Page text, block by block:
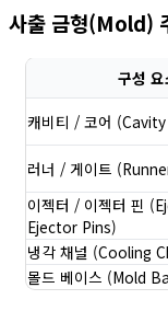
사출 금형(Mold)
구성 요
캐비티 / 코어
러너 / 게이트
이젝터 / 이젝터 핀
Ejector Pins)
냉각 채널 (Cooling
몰드 베이스 (Mold